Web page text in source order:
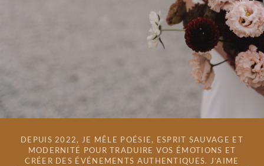
DEPUIS 2022, JE MÊLE POÉSIE, ESPRIT SAUVAGE ET
MODERNITÉ POUR TRADUIRE VOS ÉMOTIONS ET
CRÉER DES ÉVÉNEMENTS AUTHENTIQUES. J’AIME